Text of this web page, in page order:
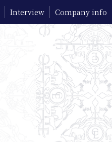
Interview Company info